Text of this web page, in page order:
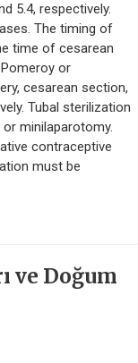
5.4, respectively.
The timing of
time of cesarean
or
cesarean section,
Tubal sterilization
minilaparotomy.
contraceptive
must be
ve Doğum